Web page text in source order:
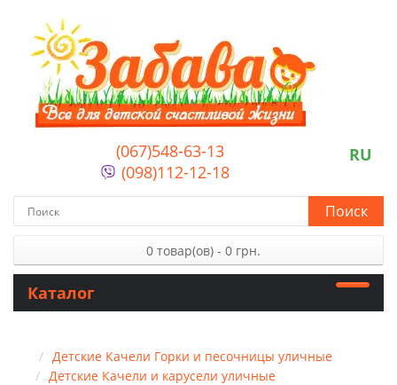
(067)548-63-13
(098)112-12-18
RU
Поиск
0 товар(ов) - 0 грн.
Каталог
Детские Качели Горки и песочницы уличные
Детские Качели и карусели уличные